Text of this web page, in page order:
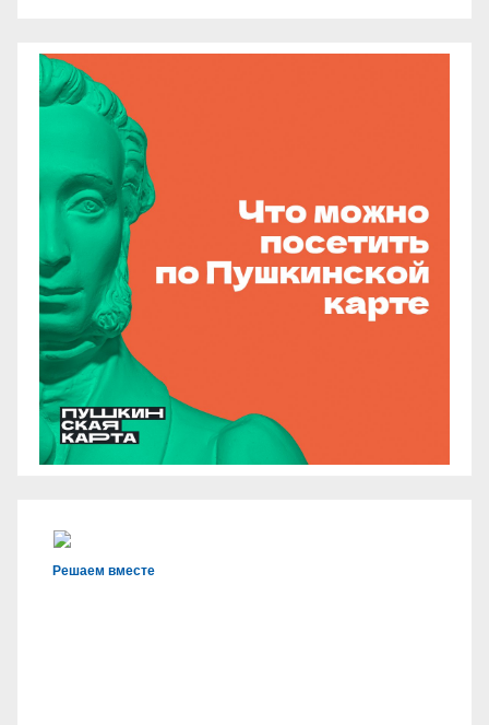
Решаем вместе